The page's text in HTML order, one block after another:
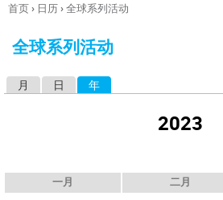
你
这
首页› 日历›全球系列活动
全球系列活动
月 日 年
2023
一月 二月